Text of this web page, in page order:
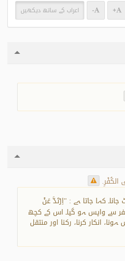
+
- اعراب کے ساتھ دیکھیں
الكُفْرِ.
کہا جاتا ہے : ’’اِرْتَدَّ عَنْ
سے واپس ہو گیا۔ اس کے کچھ
انکار کرنا، رکنا اور منتقل